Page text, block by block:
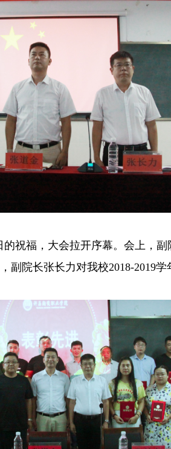
祝福，大会拉开序幕。会上，副
副院长张长力对我校2018-2019学